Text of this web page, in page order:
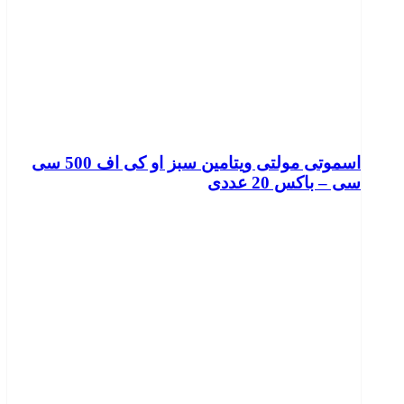
اسموتی مولتی ویتامین سبز او کی اف 500 سی
سی – باکس 20 عددی